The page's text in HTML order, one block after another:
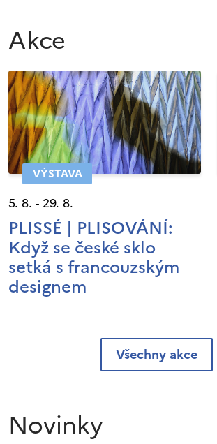
Akce
VÝSTAVA
5. 8. - 29. 8.
PLISSÉ | PLISOVÁNÍ:
Když se české sklo
setká s francouzským
designem
Všechny akce
Novinky